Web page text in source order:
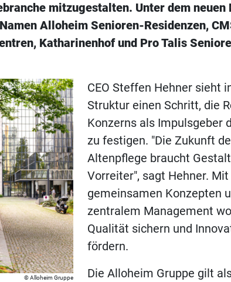
mitzugestalten. Unter dem neuen
Alloheim Senioren-Residenzen,
Katharinenhof und Pro Talis
Alloheim Gruppe
CEO Steffen Hehner sieht
Struktur einen Schritt, die
Konzerns als Impulsgeber
zu festigen. "Die Zukunft
Altenpflege braucht
Vorreiter", sagt Hehner. Mit
gemeinsamen Konzepten
zentralem Management
Qualität sichern und
fördern.
Die Alloheim Gruppe gilt